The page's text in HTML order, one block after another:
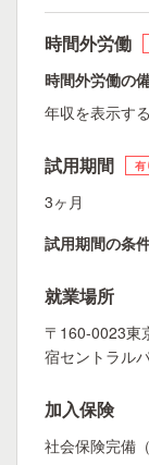
時間外労働
時間外労働の
年収を表示す
試用期間 有
3ヶ月
試用期間の条
就業場所
〒160-0023東
宿セントラル
加入保険
社会保険完備